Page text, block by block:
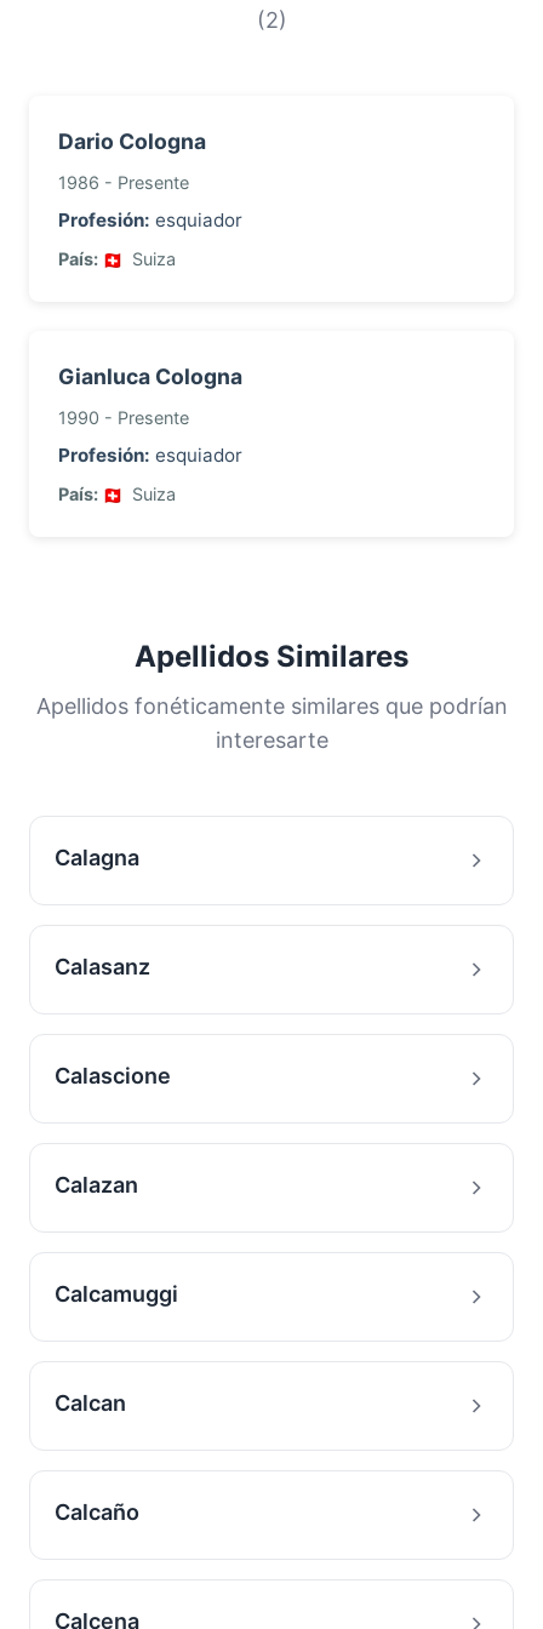
(2)
Dario Cologna
1986 - Presente
Profesión: esquiador
País: Suiza
Gianluca Cologna
1990 - Presente
Profesión: esquiador
País: Suiza
Apellidos Similares
Apellidos fonéticamente similares que podrían
interesarte
Calagna
Calasanz
Calascione
Calazan
Calcamuggi
Calcan
Calcaño
Calcena